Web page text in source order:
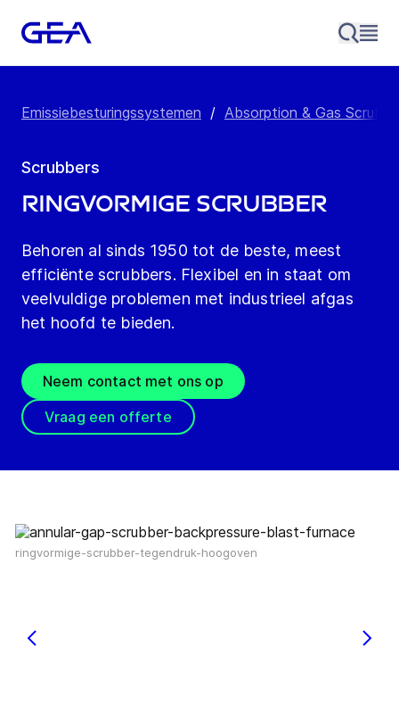
Emissiebesturingssystemen / Absorption & Gas
Scrubbers
Ringvormige scrubber
Behoren al sinds 1950 tot de beste, meest
efficiënte scrubbers. Flexibel en in staat om
veelvuldige problemen met industrieel afgas
het hoofd te bieden.
Neem contact met ons op
Vraag een offerte
ringvormige-scrubber-tegendruk-hoogoven